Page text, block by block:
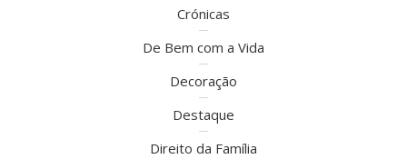
Crónicas
De Bem com a Vida
Decoração
Destaque
Direito da Família